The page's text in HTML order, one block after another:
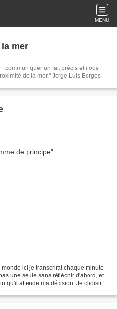
MENU
mer
communiquer un fait précis et nous
de la mer." Jorge Luis Borges
ici je transcrirai chaque minute
une seule sans réfléchir d'abord, et
qu'il attende ma décision. Je choisirai